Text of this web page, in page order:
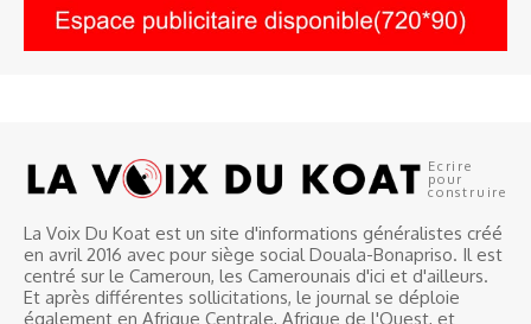
Ecrire
pour
construire
La Voix Du Koat est un site d'informations généralistes créé
en avril 2016 avec pour siège social Douala-Bonapriso. Il est
centré sur le Cameroun, les Camerounais d'ici et d'ailleurs.
Et après différentes sollicitations, le journal se déploie
également en Afrique Centrale, Afrique de l'Ouest, et